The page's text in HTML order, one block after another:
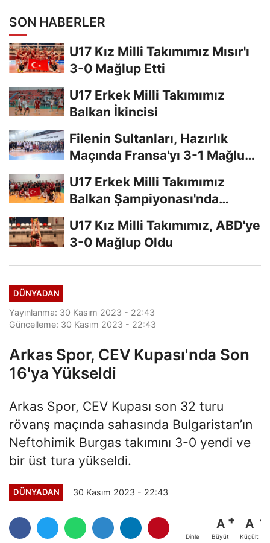
SON HABERLER
U17 Kız Milli Takımımız Mısır'ı
3-0 Mağlup Etti
U17 Erkek Milli Takımımız
Balkan İkincisi
Filenin Sultanları, Hazırlık
Maçında Fransa'yı 3-1 Mağlup
U17 Erkek Milli Takımımız
Balkan Şampiyonası'nda
U17 Kız Milli Takımımız, ABD'ye
3-0 Mağlup Oldu
DÜNYADAN
Yayınlanma: 30 Kasım 2023 - 22:43
Güncelleme: 30 Kasım 2023 - 22:43
Arkas Spor, CEV Kupası'nda Son
16'ya Yükseldi
Arkas Spor, CEV Kupası son 32 turu
rövanş maçında sahasında Bulgaristan’ın
Neftohimik Burgas takımını 3-0 yendi ve
bir üst tura yükseldi.
DÜNYADAN 30 Kasım 2023 - 22:43
Dinle
A
Büyüt
A
Küçült